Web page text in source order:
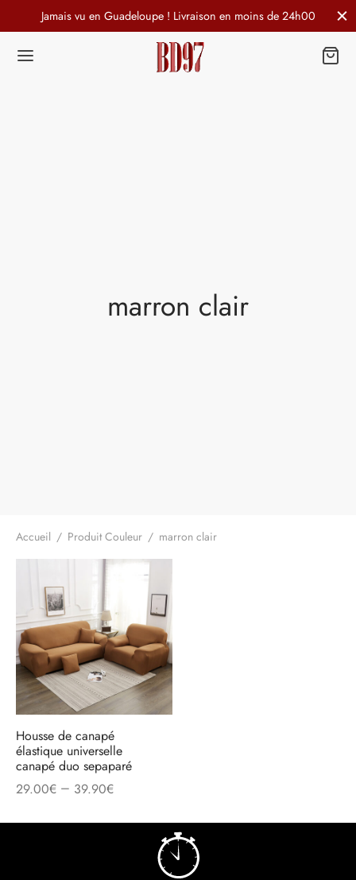
Jamais vu en Guadeloupe ! Livraison en moins de 24h00
marron clair
Accueil / Produit Couleur / marron clair
Housse de canapé
élastique universelle
canapé duo sepaparé
29.00€ – 39.90€